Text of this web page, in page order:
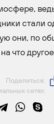
стали
они, по
что
Поделиться:
сетях: